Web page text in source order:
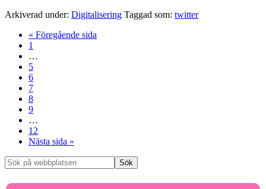
Arkiverad under: Digitalisering Taggad som: twitter
« Föregående sida
1
…
5
6
7
8
9
…
12
Nästa sida »